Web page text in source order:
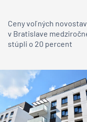
Ceny voľných
v Bratislave
stúpli o 20 percent